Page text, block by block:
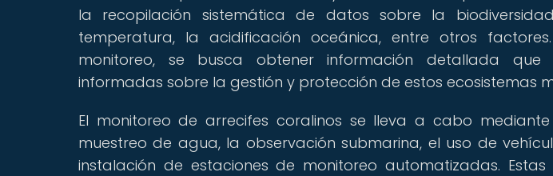
la recopilación sistemática de datos sobre la
temperatura, la acidificación oceánica, entre otros
monitoreo, se busca obtener información detallada que
informadas sobre la gestión y protección de estos ecosistemas
El monitoreo de arrecifes coralinos se lleva a cabo
muestreo de agua, la observación submarina, el uso de
instalación de estaciones de monitoreo automatizadas.